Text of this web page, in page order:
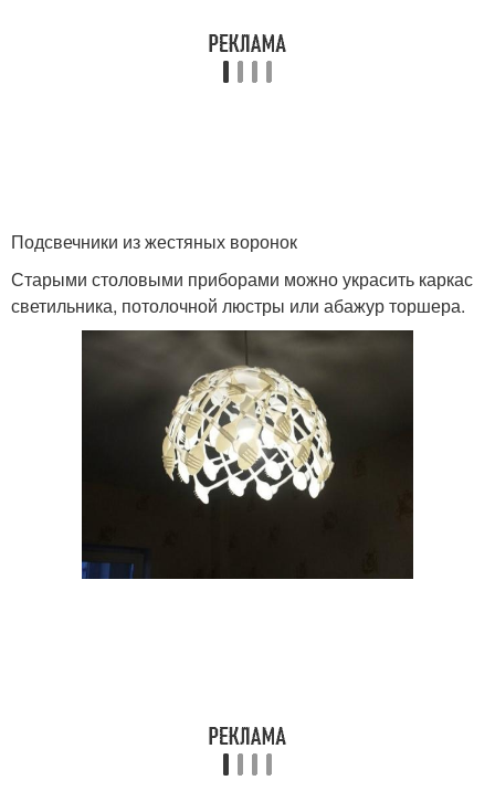
Подсвечники из жестяных воронок
Старыми столовыми приборами можно украсить каркас
светильника, потолочной люстры или абажур торшера.